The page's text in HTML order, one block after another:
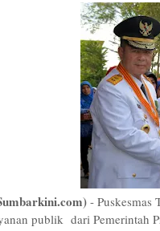
- Puskesmas
publik dari Pemerintah